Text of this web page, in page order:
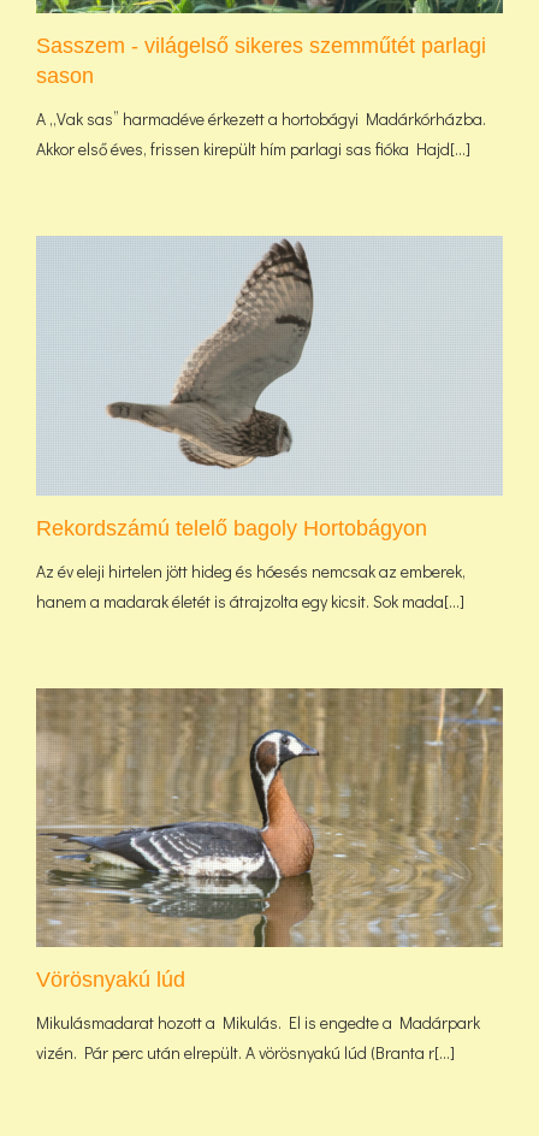
Sasszem - világelső sikeres szemműtét parlagi
sason
A „Vak sas” harmadéve érkezett a hortobágyi Madárkórházba.
Akkor első éves, frissen kirepült hím parlagi sas fióka Hajd[...]
Rekordszámú telelő bagoly Hortobágyon
Az év eleji hirtelen jött hideg és hóesés nemcsak az emberek,
hanem a madarak életét is átrajzolta egy kicsit. Sok mada[...]
Vörösnyakú lúd
Mikulásmadarat hozott a Mikulás. El is engedte a Madárpark
vizén. Pár perc után elrepült. A vörösnyakú lúd (Branta r[...]